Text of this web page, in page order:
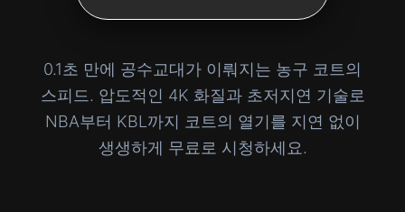
0.1초 만에 공수교대가 이뤄지는 농구 코트의
스피드. 압도적인 4K 화질과 초저지연 기술로
NBA부터 KBL까지 코트의 열기를 지연 없이
생생하게 무료로 시청하세요.